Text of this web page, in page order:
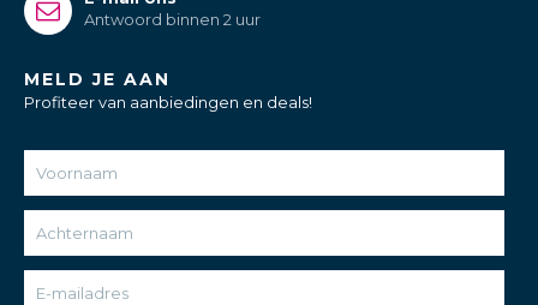
Antwoord binnen 2 uur
MELD JE AAN
Profiteer van aanbiedingen en deals!